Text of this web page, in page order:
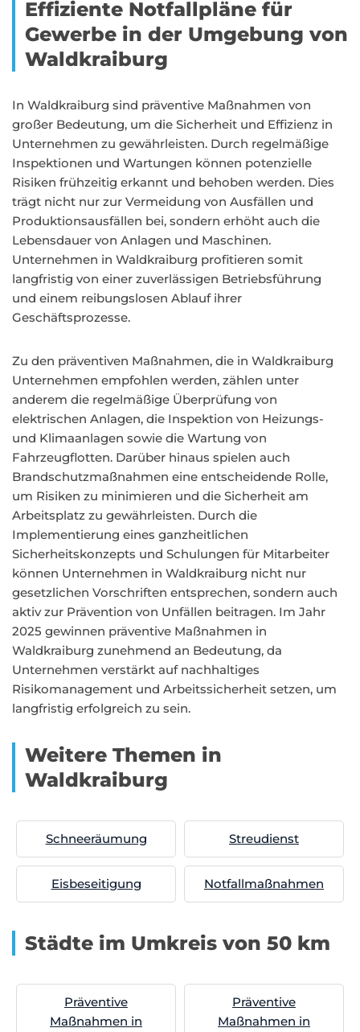
Effiziente Notfallpläne für
Gewerbe in der Umgebung von
Waldkraiburg
In Waldkraiburg sind präventive Maßnahmen von
großer Bedeutung, um die Sicherheit und Effizienz in
Unternehmen zu gewährleisten. Durch regelmäßige
Inspektionen und Wartungen können potenzielle
Risiken frühzeitig erkannt und behoben werden. Dies
trägt nicht nur zur Vermeidung von Ausfällen und
Produktionsausfällen bei, sondern erhöht auch die
Lebensdauer von Anlagen und Maschinen.
Unternehmen in Waldkraiburg profitieren somit
langfristig von einer zuverlässigen Betriebsführung
und einem reibungslosen Ablauf ihrer
Geschäftsprozesse.
Zu den präventiven Maßnahmen, die in Waldkraiburg
Unternehmen empfohlen werden, zählen unter
anderem die regelmäßige Überprüfung von
elektrischen Anlagen, die Inspektion von Heizungs-
und Klimaanlagen sowie die Wartung von
Fahrzeugflotten. Darüber hinaus spielen auch
Brandschutzmaßnahmen eine entscheidende Rolle,
um Risiken zu minimieren und die Sicherheit am
Arbeitsplatz zu gewährleisten. Durch die
Implementierung eines ganzheitlichen
Sicherheitskonzepts und Schulungen für Mitarbeiter
können Unternehmen in Waldkraiburg nicht nur
gesetzlichen Vorschriften entsprechen, sondern auch
aktiv zur Prävention von Unfällen beitragen. Im Jahr
2025 gewinnen präventive Maßnahmen in
Waldkraiburg zunehmend an Bedeutung, da
Unternehmen verstärkt auf nachhaltiges
Risikomanagement und Arbeitssicherheit setzen, um
langfristig erfolgreich zu sein.
Weitere Themen in
Waldkraiburg
Schneeräumung Streudienst
Eisbeseitigung Notfallmaßnahmen
Städte im Umkreis von 50 km
Präventive
Maßnahmen in
Präventive
Maßnahmen in